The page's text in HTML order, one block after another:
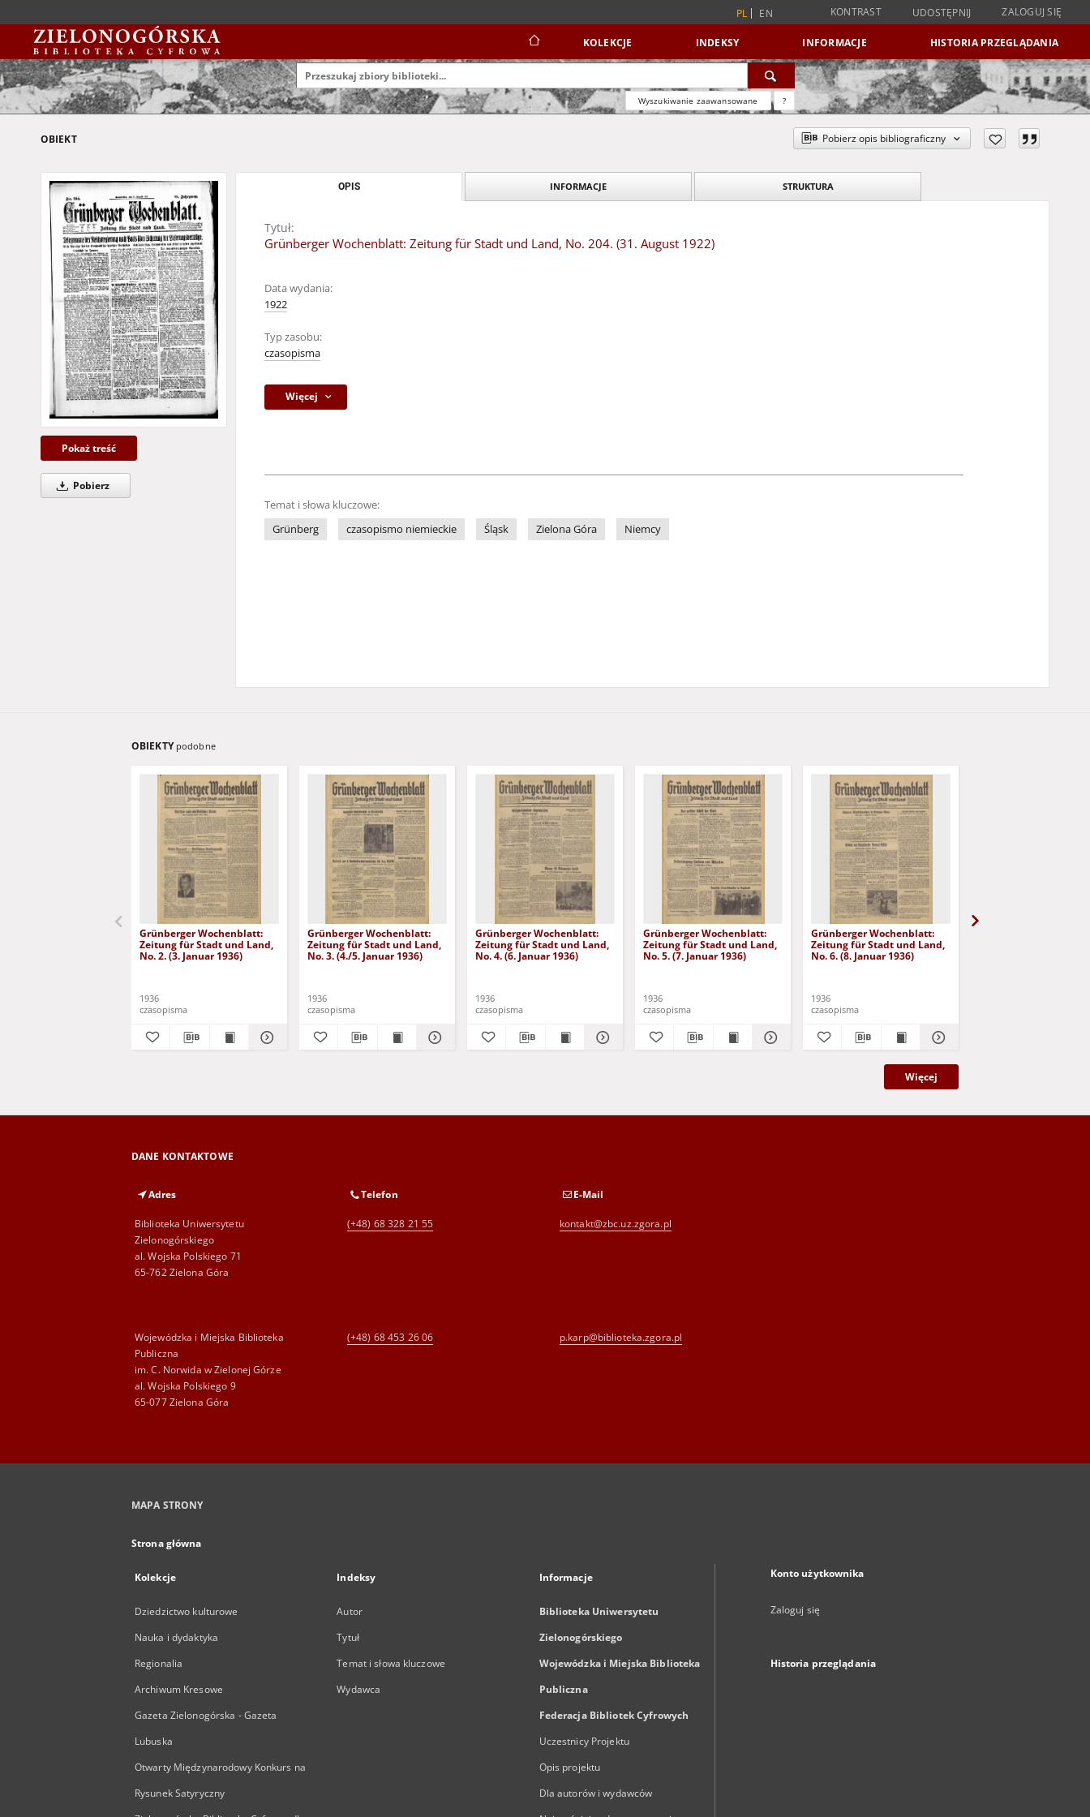
PL EN KONTRAST UDOSTĘPNIJ ZALOGUJ SIĘ
KOLEKCJE INDEKSY INFORMACJE HISTORIA PRZEGLĄDANIA
Wyszukiwanie zaawansowane ?
OBIEKT Pobierz opis bibliograficzny
Pokaż treść
Pobierz
OPIS INFORMACJE STRUKTURA
Tytuł:
Grünberger Wochenblatt: Zeitung für Stadt und Land, No. 204. (31. August 1922)
Data wydania:
1922
Typ zasobu:
czasopisma
Więcej
Temat i słowa kluczowe:
Grünberg
czasopismo niemieckie Śląsk Zielona Góra Niemcy
OBIEKTY podobne
Grünberger Wochenblatt:
Zeitung für Stadt und Land,
No. 2. (3. Januar 1936)
1936
czasopisma
Grünberger Wochenblatt:
Zeitung für Stadt und Land,
No. 3. (4./5. Januar 1936)
1936
czasopisma
Grünberger Wochenblatt:
Zeitung für Stadt und Land,
No. 4. (6. Januar 1936)
1936
czasopisma
Grünberger Wochenblatt:
Zeitung für Stadt und Land,
No. 5. (7. Januar 1936)
1936
czasopisma
Grünberger Wochenblatt:
Zeitung für Stadt und Land,
No. 6. (8. Januar 1936)
1936
czasopisma
Więcej
DANE KONTAKTOWE
Adres
Biblioteka Uniwersytetu
Zielonogórskiego
al. Wojska Polskiego 71
65-762 Zielona Góra
Telefon
(+48) 68 328 21 55
E-Mail
kontakt@zbc.uz.zgora.pl
Wojewódzka i Miejska Biblioteka
Publiczna
im. C. Norwida w Zielonej Górze
al. Wojska Polskiego 9
65-077 Zielona Góra
(+48) 68 453 26 06 p.karp@biblioteka.zgora.pl
MAPA STRONY
Strona główna
Kolekcje
Dziedzictwo kulturowe
Nauka i dydaktyka
Regionalia
Archiwum Kresowe
Gazeta Zielonogórska - Gazeta
Lubuska
Otwarty Międzynarodowy Konkurs na
Rysunek Satyryczny
Indeksy
Autor
Tytuł
Temat i słowa kluczowe
Wydawca
Informacje
Biblioteka Uniwersytetu
Zielonogórskiego
Wojewódzka i Miejska Biblioteka
Publiczna
Federacja Bibliotek Cyfrowych
Uczestnicy Projektu
Opis projektu
Dla autorów i wydawców
Konto użytkownika
Zaloguj się
Historia przeglądania